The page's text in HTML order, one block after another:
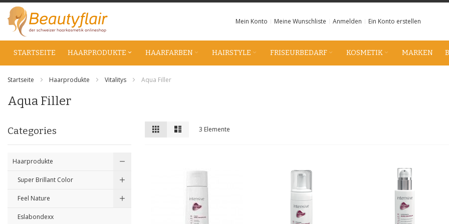
Zum
Inhalt
Mein Konto Meine Wunschliste Anmelden Ein Konto erstellen
STARTSEITE HAARPRODUKTE HAARFARBEN HAIRSTYLE FRISEURBEDARF KOSMETIK MARKEN
Startseite Haarprodukte Vitalitys Aqua Filler
Aqua Filler
Anzeigen
als
3 Elemente
Categories
Haarprodukte
Super Brillant Color
Feel Nature
Eslabondexx